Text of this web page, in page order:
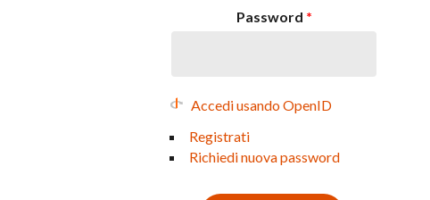
Password *
Accedi usando OpenID
Registrati
Richiedi nuova password